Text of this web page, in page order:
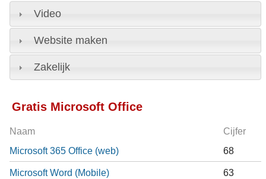
Video
Website maken
Zakelijk
Gratis Microsoft Office
Naam Cijfer
Microsoft 365 Office (web) 68
Microsoft Word (Mobile) 63